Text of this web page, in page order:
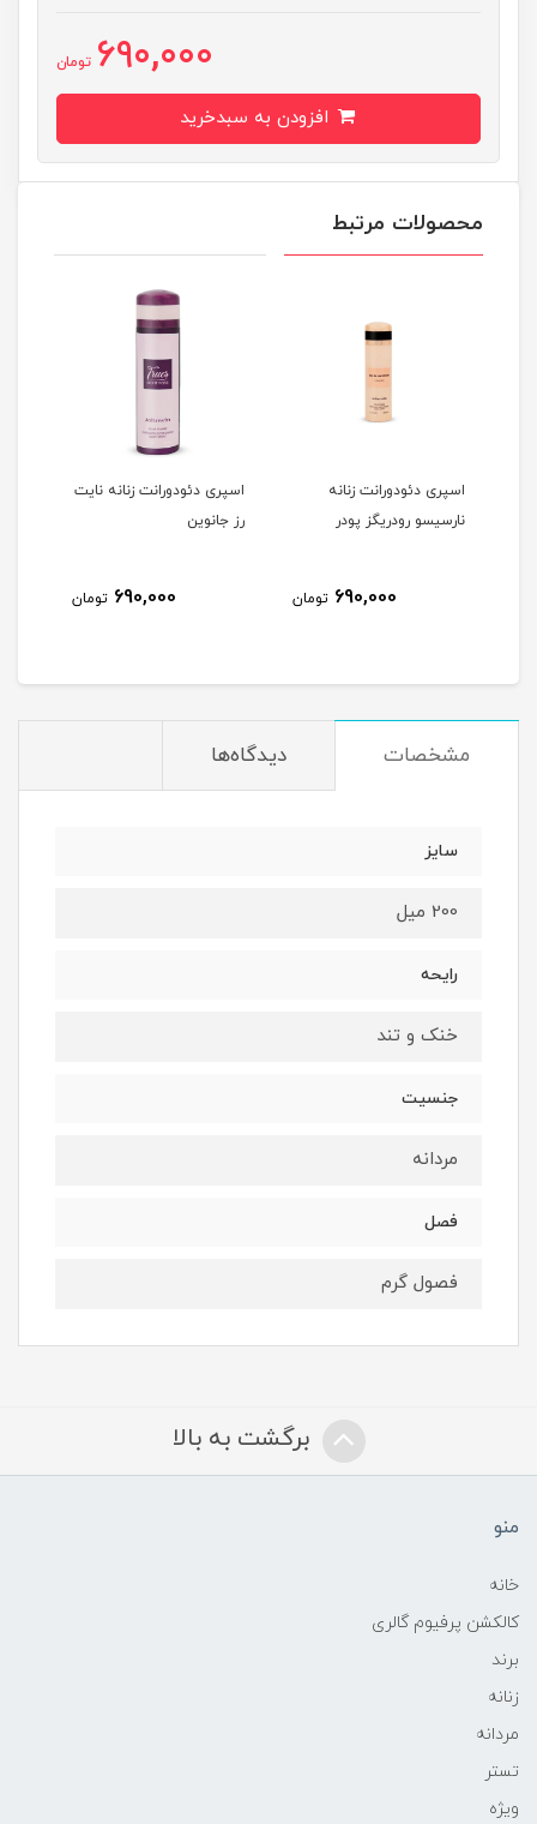
690,000 تومان
محصولات مرتبط
اسپری دئودورانت زنانه
نارسیسو رودریگز پودر
690,000 تومان
اسپری دئودورانت زنانه نایت
رز جانوین
690,000 تومان
مشخصات دیدگاه‌ها
سایز
200 میل
رایحه
خنک و تند
جنسیت
مردانه
فصل
فصول گرم
برگشت به بالا
منو
خانه
کالکشن پرفیوم گالری
برند
زنانه
مردانه
تستر
ویژه